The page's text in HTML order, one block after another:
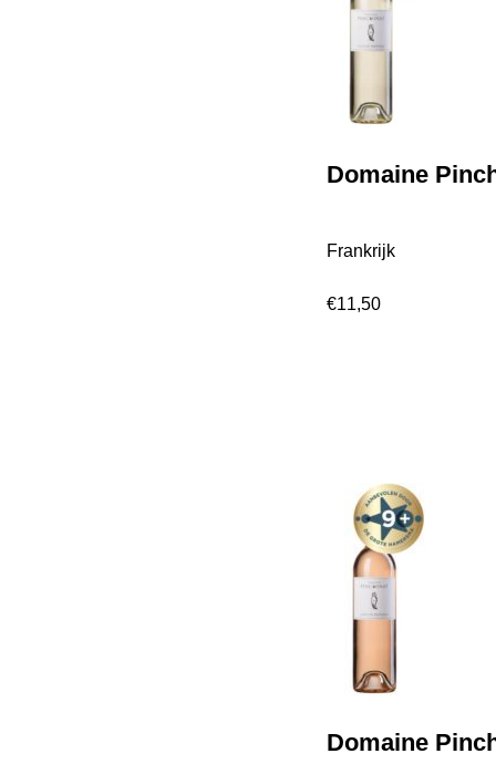
Domaine
Frankrijk
€11,50
Domaine